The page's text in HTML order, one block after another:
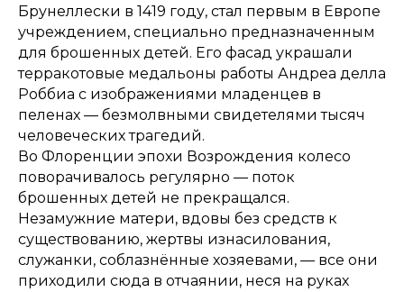
Брунеллески в 1419 году, стал первым в Европе
учреждением, специально предназначенным
для брошенных детей. Его фасад украшали
терракотовые медальоны работы Андреа делла
Роббиа с изображениями младенцев в
пеленах — безмолвными свидетелями тысяч
человеческих трагедий.
Во Флоренции эпохи Возрождения колесо
поворачивалось регулярно — поток
брошенных детей не прекращался.
Незамужние матери, вдовы без средств к
существованию, жертвы изнасилования,
служанки, соблазнённые хозяевами, — все они
приходили сюда в отчаянии, неся на руках